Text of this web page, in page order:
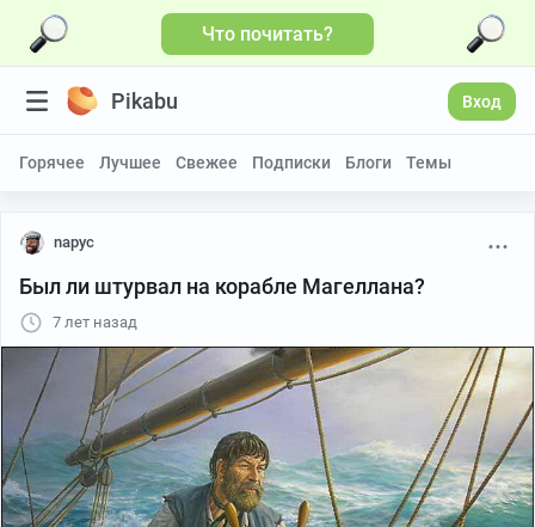
Что почитать?
Pikabu Вход
Горячее Лучшее Свежее Подписки Блоги Темы
napyc
Был ли штурвал на корабле Магеллана?
7 лет назад